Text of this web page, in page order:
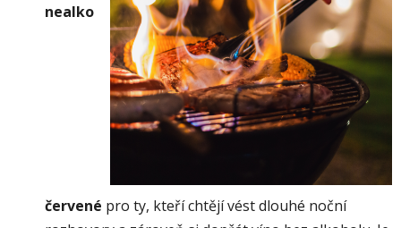
nealko
červené pro ty, kteří chtějí vést dlouhé noční